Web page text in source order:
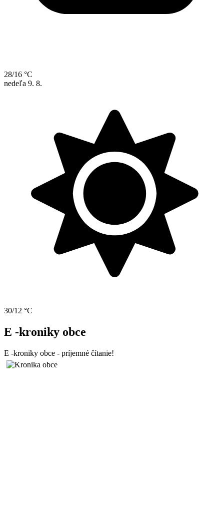
28/16 °C
nedeľa 9. 8.
30/12 °C
E -kroniky obce
E -kroniky obce - príjemné čítanie!